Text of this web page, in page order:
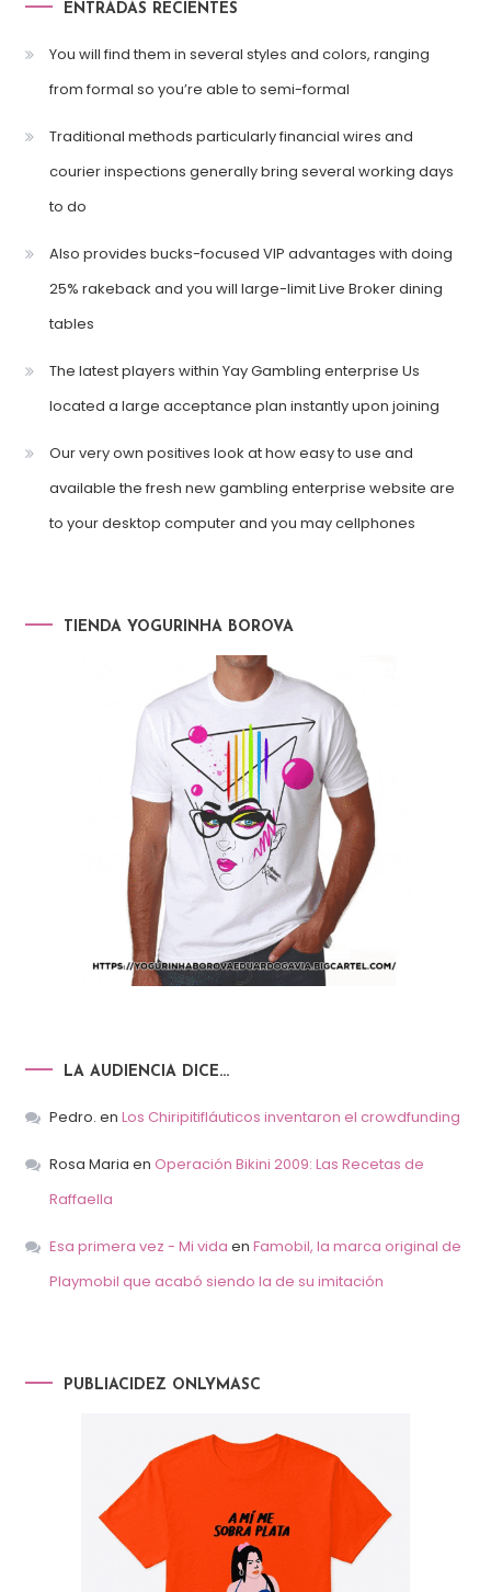
ENTRADAS RECIENTES
You will find them in several styles and colors, ranging
from formal so you’re able to semi-formal
Traditional methods particularly financial wires and
courier inspections generally bring several working days
to do
Also provides bucks-focused VIP advantages with doing
25% rakeback and you will large-limit Live Broker dining
tables
The latest players within Yay Gambling enterprise Us
located a large acceptance plan instantly upon joining
Our very own positives look at how easy to use and
available the fresh new gambling enterprise website are
to your desktop computer and you may cellphones
TIENDA YOGURINHA BOROVA
LA AUDIENCIA DICE…
Pedro. en Los Chiripitifláuticos inventaron el crowdfunding
Rosa Maria en Operación Bikini 2009: Las Recetas de
Raffaella
Esa primera vez - Mi vida en Famobil, la marca original de
Playmobil que acabó siendo la de su imitación
PUBLIACIDEZ ONLYMASC